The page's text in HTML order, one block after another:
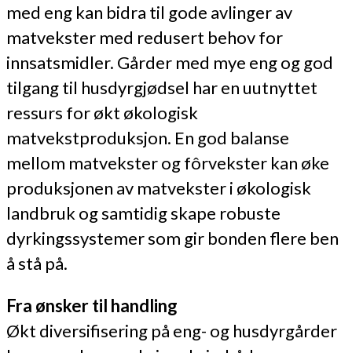
med eng kan bidra til gode avlinger av
matvekster med redusert behov for
innsatsmidler. Gårder med mye eng og god
tilgang til husdyrgjødsel har en uutnyttet
ressurs for økt økologisk
matvekstproduksjon. En god balanse
mellom matvekster og fôrvekster kan øke
produksjonen av matvekster i økologisk
landbruk og samtidig skape robuste
dyrkingssystemer som gir bonden flere ben
å stå på.
Fra ønsker til handling
Økt diversifisering på eng- og husdyrgårder